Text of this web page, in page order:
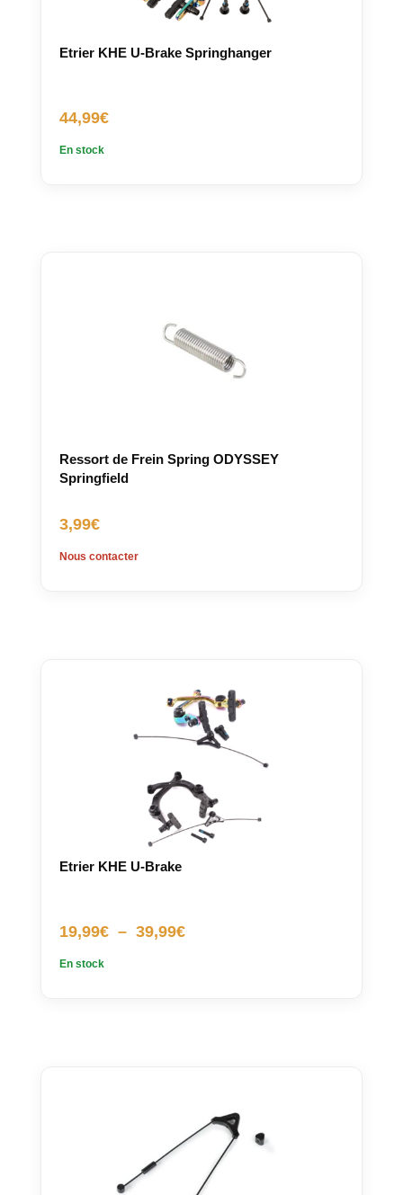
Etrier KHE U-Brake Springhanger
44,99€
En stock
Ressort de Frein Spring ODYSSEY
Springfield
3,99€
Nous contacter
Etrier KHE U-Brake
19,99€ – 39,99€Plage
En stock